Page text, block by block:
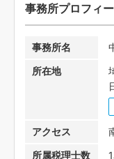
事務所プロフィ
事務所名
所在地
アクセス
所属税理士数